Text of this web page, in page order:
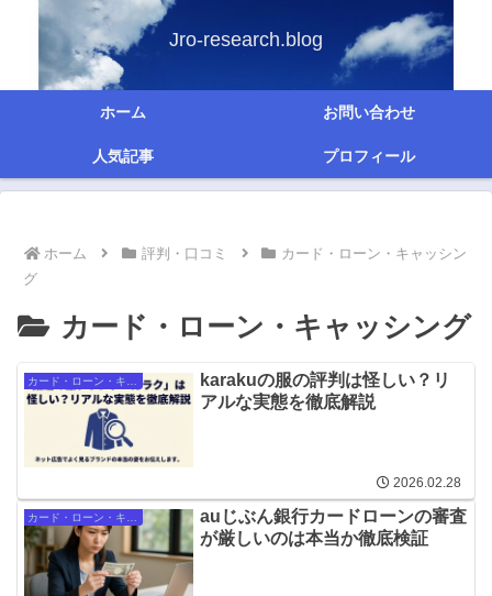
Jro-research.blog
ホーム お問い合わせ
人気記事 プロフィール
ホーム 評判・口コミ
カード・ローン・キャッシン
グ
カード・ローン・キャッシング
カード・ローン・キャッシング
karakuの服の評判は怪しい？リ
アルな実態を徹底解説
2026.02.28
auじぶん銀行カードローンの審査
が厳しいのは本当か徹底検証